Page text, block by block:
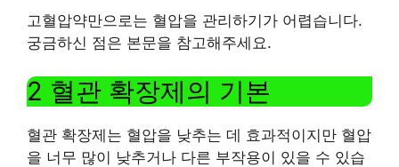
고혈압약만으로는 혈압을 관리하기가 어렵습니다.
궁금하신 점은 본문을 참고해주세요.
2 혈관 확장제의 기본
혈관 확장제는 혈압을 낮추는 데 효과적이지만 혈압
을 너무 많이 낮추거나 다른 부작용이 있을 수 있습